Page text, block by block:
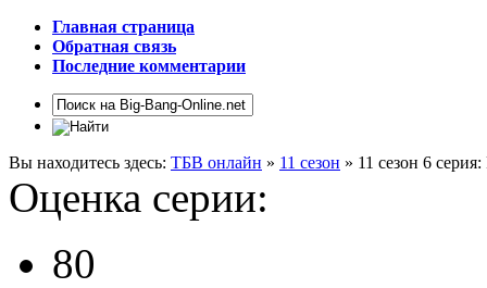
Главная страница
Обратная связь
Последние комментарии
Вы находитесь здесь: ТБВ онлайн » 11 сезон » 11 сезон 6
Оценка серии:
80